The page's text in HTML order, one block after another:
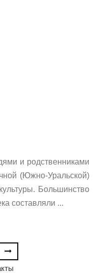
и родственниками
(Южно-Уральской)
Большинство
составляли ...